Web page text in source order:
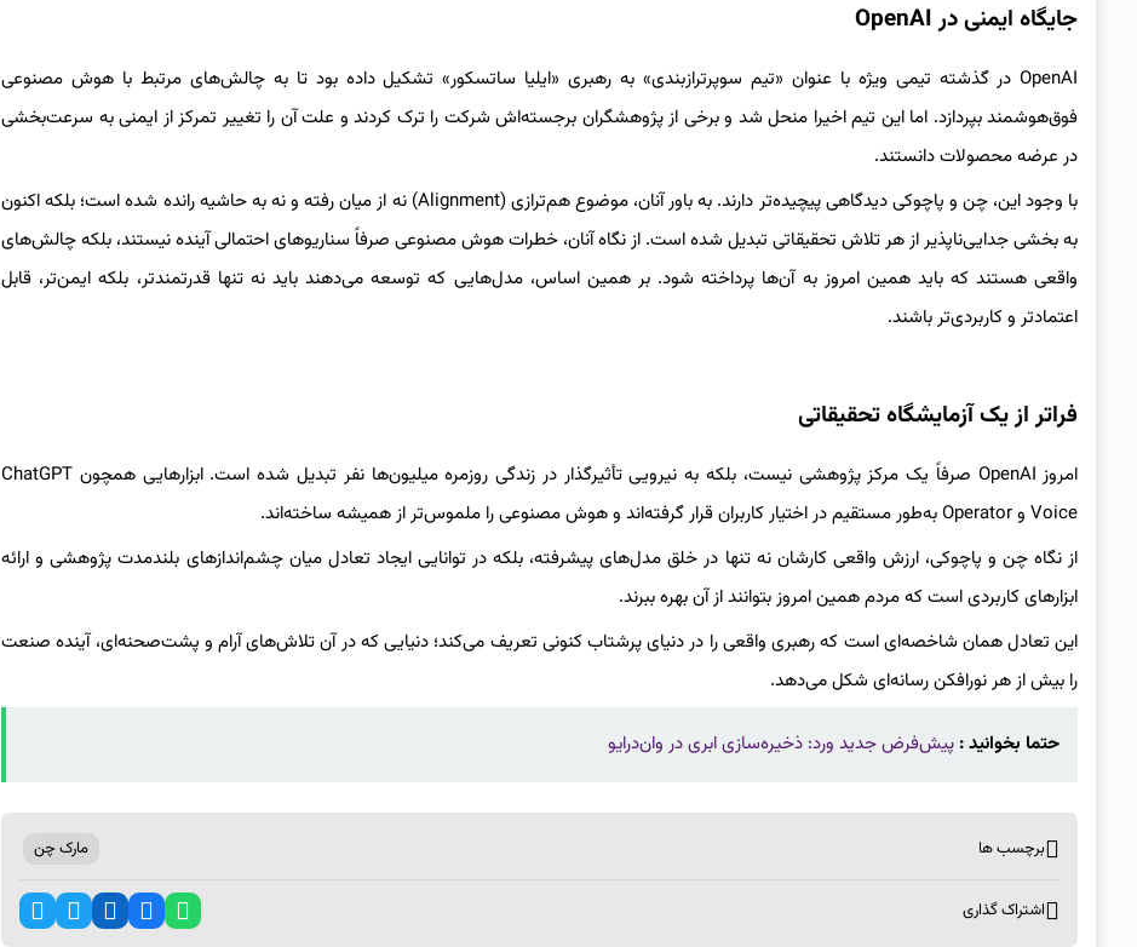
جایگاه ایمنی در OpenAI
OpenAI در گذشته تیمی ویژه با عنوان «تیم سوپرترازبندی» به رهبری «ایلیا ساتسکور» تشکیل داده بود تا به چالش‌های مرتبط با هوش مصنوعی
فوق‌هوشمند بپردازد. اما این تیم اخیرا منحل شد و برخی از پژوهشگران برجسته‌اش شرکت را ترک کردند و علت آن را تغییر تمرکز از ایمنی به سرعت‌بخشی
در عرضه محصولات دانستند.
با وجود این، چن و پاچوکی دیدگاهی پیچیده‌تر دارند. به باور آنان، موضوع هم‌ترازی (Alignment) نه از میان رفته و نه به حاشیه رانده شده است؛ بلکه اکنون
به بخشی جدایی‌ناپذیر از هر تلاش تحقیقاتی تبدیل شده است. از نگاه آنان، خطرات هوش مصنوعی صرفاً سناریوهای احتمالی آینده نیستند، بلکه چالش‌های
واقعی هستند که باید همین امروز به آن‌ها پرداخته شود. بر همین اساس، مدل‌هایی که توسعه می‌دهند باید نه تنها قدرتمندتر، بلکه ایمن‌تر، قابل
اعتمادتر و کاربردی‌تر باشند.
فراتر از یک آزمایشگاه تحقیقاتی
امروز OpenAI صرفاً یک مرکز پژوهشی نیست، بلکه به نیرویی تأثیرگذار در زندگی روزمره میلیون‌ها نفر تبدیل شده است. ابزارهایی همچون ChatGPT
Voice و Operator به‌طور مستقیم در اختیار کاربران قرار گرفته‌اند و هوش مصنوعی را ملموس‌تر از همیشه ساخته‌اند.
از نگاه چن و پاچوکی، ارزش واقعی کارشان نه تنها در خلق مدل‌های پیشرفته، بلکه در توانایی ایجاد تعادل میان چشم‌اندازهای بلندمدت پژوهشی و ارائه
ابزارهای کاربردی است که مردم همین امروز بتوانند از آن بهره ببرند.
این تعادل همان شاخصه‌ای است که رهبری واقعی را در دنیای پرشتاب کنونی تعریف می‌کند؛ دنیایی که در آن تلاش‌های آرام و پشت‌صحنه‌ای، آینده صنعت
را بیش از هر نورافکن رسانه‌ای شکل می‌دهد.
حتما بخوانید : پیش‌فرض جدید ورد: ذخیره‌سازی ابری در وان‌درایو
برچسب ها مارک چن
اشتراک گذاری